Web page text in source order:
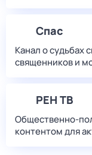
Спас
Канал о судьбах
священников и
РЕН ТВ
Общественно-
контентом для